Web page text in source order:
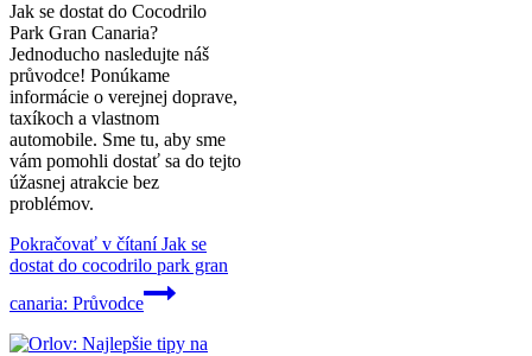
Jak se dostat do Cocodrilo
Park Gran Canaria?
Jednoducho nasledujte náš
průvodce! Ponúkame
informácie o verejnej doprave,
taxíkoch a vlastnom
automobile. Sme tu, aby sme
vám pomohli dostať sa do tejto
úžasnej atrakcie bez
problémov.
Pokračovať v čítaníJak se
dostat do cocodrilo park gran
canaria: Průvodce